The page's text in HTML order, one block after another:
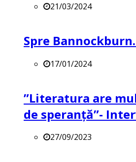
21/03/2024
Spre
17/01/2024
”Literatura are
de speranță”-
27/09/2023